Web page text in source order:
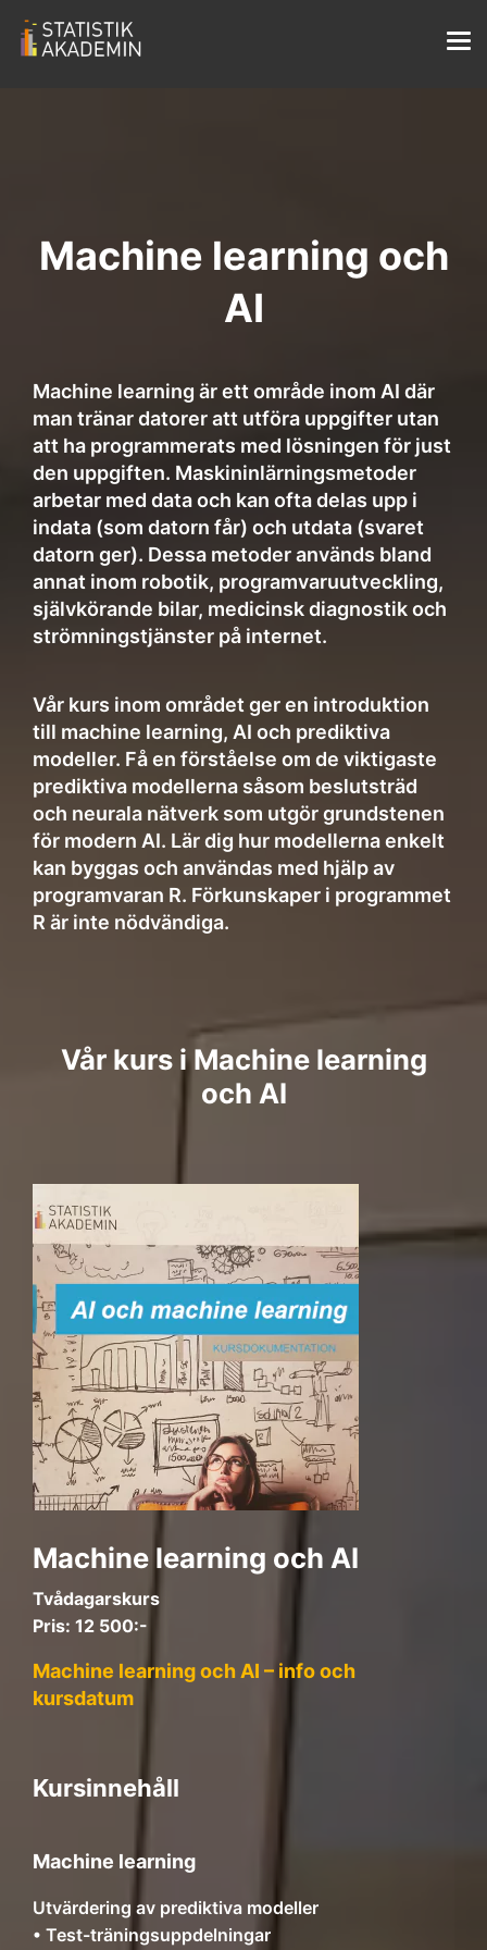
Machine learning och
AI
Machine learning är ett område inom AI där
man tränar datorer att utföra uppgifter utan
att ha programmerats med lösningen för just
den uppgiften. Maskininlärningsmetoder
arbetar med data och kan ofta delas upp i
indata (som datorn får) och utdata (svaret
datorn ger). Dessa metoder används bland
annat inom robotik, programvaruutveckling,
självkörande bilar, medicinsk diagnostik och
strömningstjänster på internet.
Vår kurs inom området ger en introduktion
till machine learning, AI och prediktiva
modeller. Få en förståelse om de viktigaste
prediktiva modellerna såsom beslutsträd
och neurala nätverk som utgör grundstenen
för modern AI. Lär dig hur modellerna enkelt
kan byggas och användas med hjälp av
programvaran R. Förkunskaper i programmet
R är inte nödvändiga.
Vår kurs i Machine learning
och AI
Machine learning och AI
Tvådagarskurs
Pris: 12 500:-
Machine learning och AI – info och
kursdatum
Kursinnehåll
Machine learning
Utvärdering av prediktiva modeller
• Test-träningsuppdelningar